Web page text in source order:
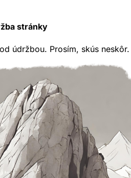
stránky
údržbou. Prosím, skús neskôr.